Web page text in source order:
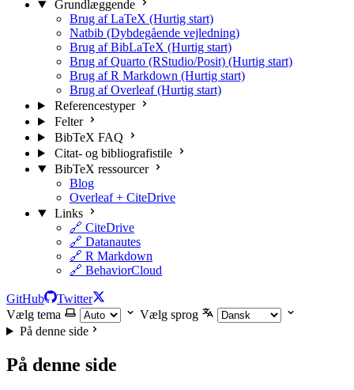
Grundlæggende
Brug af LaTeX (Hurtig start)
Natbib (Dybdegående vejledning)
Brug af BibLaTeX (Hurtig start)
Brug af Quarto (RStudio/Posit) (Hurtig start)
Brug af R Markdown (Hurtig start)
Brug af Overleaf (Hurtig start)
Referencestyper
Felter
BibTeX FAQ
Citat- og bibliografistile
BibTeX ressourcer
Blog
Overleaf + CiteDrive
Links
🔗 CiteDrive
🔗 Datanautes
🔗 R Markdown
🔗 BehaviorCloud
GitHub
Twitter
Vælg tema
Vælg sprog
På denne side
På denne side